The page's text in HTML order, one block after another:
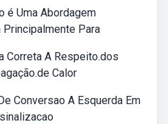
é Uma Abordagem
Principalmente Para
Correta A Respeito.dos
Calor
Conversao A Esquerda Em